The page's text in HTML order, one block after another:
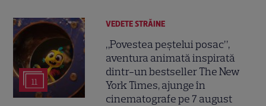
11
VEDETE STRĂINE
„Povestea peștelui posac”,
aventura animată inspirată
dintr-un bestseller The New
York Times, ajunge în
cinematografe pe 7 august